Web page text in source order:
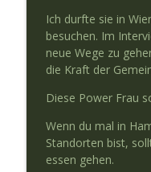
#76 Pia
Mutstifter Podcast
#75
Mutstifter Podcast
Ich durfte sie in
besuchen. Im
neue Wege zu
die Kraft der
Diese Power Frau
Wenn du mal in
Standorten bist,
essen gehen.